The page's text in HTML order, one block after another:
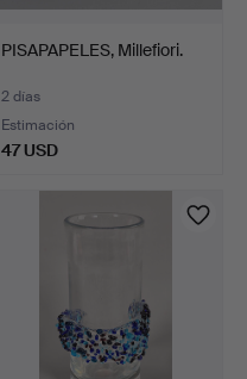
PISAPAPELES, Millefiori.
2 días
Estimación
47 USD